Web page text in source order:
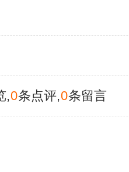
,0条点评,0条留言